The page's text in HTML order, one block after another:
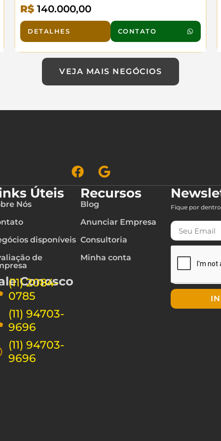
ônibus/dia nos picos. Público cativo de
passageiros em trânsito - demanda constante e
crescente. Infraestrutura completa, operação
otimizada e potencial expansivo. Excelente
retorno com baixo investimento inicial.
(Venda por motivo de Saúde)
R$ 140.000,00
DETALHES CONTATO
VEJA MAIS NEGÓCIOS
Úteis
Nós
disponíveis
de
Conosco
(11) 2084-
0785
(11) 94703-
9696
(11) 94703-
9696
Recursos
Blog
Anunciar Empresa
Consultoria
Minha conta
Fique por